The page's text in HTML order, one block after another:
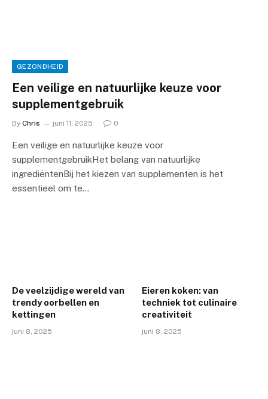
GEZONDHEID
Een veilige en natuurlijke keuze voor
supplementgebruik
By Chris juni 11, 2025 0
Een veilige en natuurlijke keuze voor
supplementgebruikHet belang van natuurlijke
ingrediëntenBij het kiezen van supplementen is het
essentieel om te…
De veelzijdige wereld van
trendy oorbellen en
kettingen
juni 8, 2025
Eieren koken: van
techniek tot culinaire
creativiteit
juni 8, 2025